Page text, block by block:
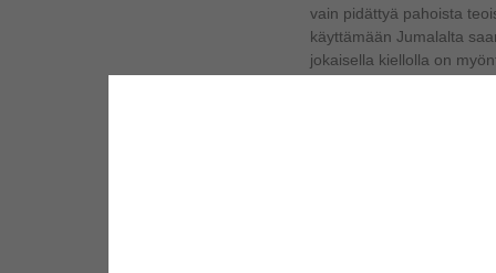
vain pidättyä pahoista
käyttämään Jumalalta
jokaisella kiellolla on